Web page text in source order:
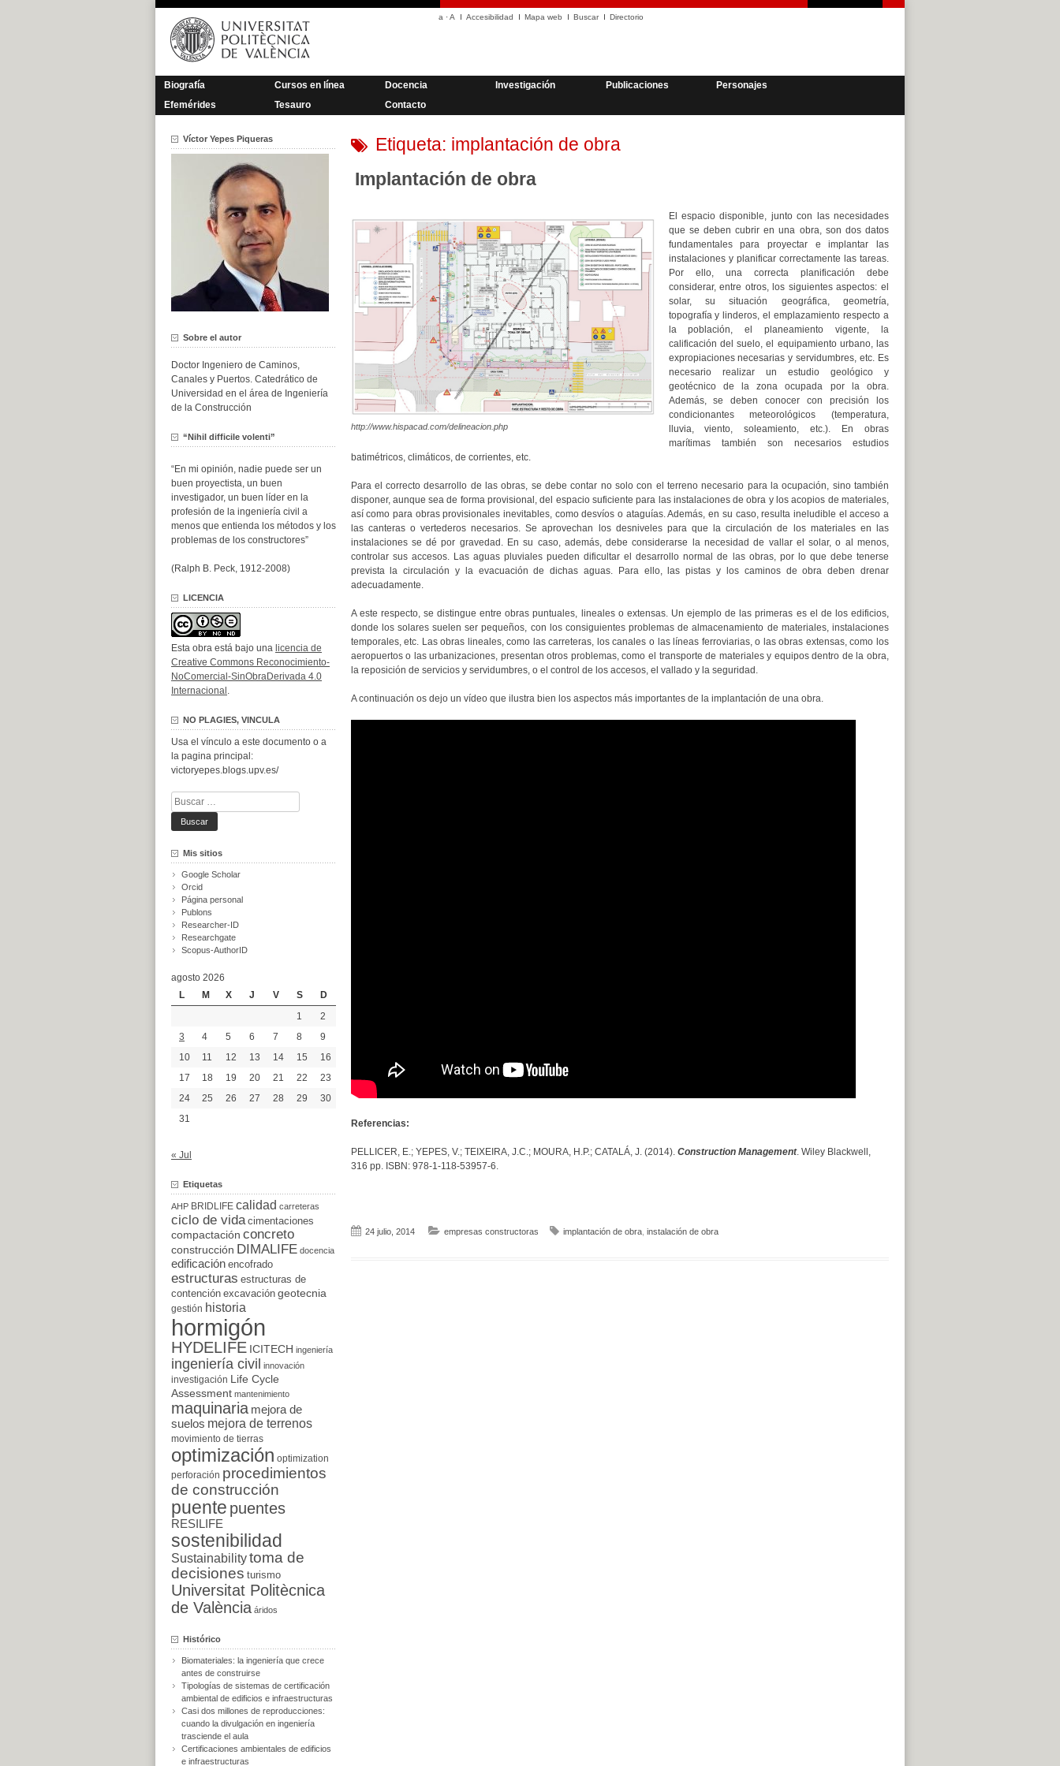
Saltar
contenido
a ·A Accesibilidad Mapa web Buscar Directorio
Biografía Cursos en línea Docencia Investigación Publicaciones
Personajes
Efemérides
Tesauro Contacto
Etiqueta: implantación de obra
Implantación de obra
http://www.hispacad.com/delineacion.php
El espacio disponible, junto con las necesidades
que se deben cubrir en una obra, son dos datos
fundamentales para proyectar e implantar las
instalaciones y planificar correctamente las tareas.
Por ello, una correcta planificación debe
considerar, entre otros, los siguientes aspectos: el
solar, su situación geográfica, geometría,
topografía y linderos, el emplazamiento respecto a
la población, el planeamiento vigente, la
calificación del suelo, el equipamiento urbano, las
expropiaciones necesarias y servidumbres, etc. Es
necesario realizar un estudio geológico y
geotécnico de la zona ocupada por la obra.
Además, se deben conocer con precisión los
condicionantes meteorológicos (temperatura,
lluvia, viento, soleamiento, etc.). En obras
marítimas también son necesarios estudios
batimétricos, climáticos, de corrientes, etc.
Para el correcto desarrollo de las obras, se debe contar no solo con el terreno necesario para la ocupación, sino también
disponer, aunque sea de forma provisional, del espacio suficiente para las instalaciones de obra y los acopios de materiales,
así como para obras provisionales inevitables, como desvíos o ataguías. Además, en su caso, resulta ineludible el acceso a
las canteras o vertederos necesarios. Se aprovechan los desniveles para que la circulación de los materiales en las
instalaciones se dé por gravedad. En su caso, además, debe considerarse la necesidad de vallar el solar, o al menos,
controlar sus accesos. Las aguas pluviales pueden dificultar el desarrollo normal de las obras, por lo que debe tenerse
prevista la circulación y la evacuación de dichas aguas. Para ello, las pistas y los caminos de obra deben drenar
adecuadamente.
A este respecto, se distingue entre obras puntuales, lineales o extensas. Un ejemplo de las primeras es el de los edificios,
donde los solares suelen ser pequeños, con los consiguientes problemas de almacenamiento de materiales, instalaciones
temporales, etc. Las obras lineales, como las carreteras, los canales o las líneas ferroviarias, o las obras extensas, como los
aeropuertos o las urbanizaciones, presentan otros problemas, como el transporte de materiales y equipos dentro de la obra,
la reposición de servicios y servidumbres, o el control de los accesos, el vallado y la seguridad.
A continuación os dejo un vídeo que ilustra bien los aspectos más importantes de la implantación de una obra.
Referencias:
PELLICER, E.; YEPES, V.; TEIXEIRA, J.C.; MOURA, H.P.; CATALÁ, J. (2014). Construction Management. Wiley Blackwell,
316 pp. ISBN: 978-1-118-53957-6.
24 julio, 2014 empresas constructoras implantación de obra, instalación de obra
Víctor Yepes Piqueras
Sobre el autor
Doctor Ingeniero de Caminos,
Canales y Puertos. Catedrático de
Universidad en el área de Ingeniería
de la Construcción
“Nihil difficile volenti”
“En mi opinión, nadie puede ser un
buen proyectista, un buen
investigador, un buen líder en la
profesión de la ingeniería civil a
menos que entienda los métodos y los
problemas de los constructores”
(Ralph B. Peck, 1912-2008)
LICENCIA
Esta obra está bajo una licencia de
Creative Commons Reconocimiento-
NoComercial-SinObraDerivada 4.0
Internacional .
NO PLAGIES, VINCULA
Usa el vínculo a este documento o a
la pagina principal:
victoryepes.blogs.upv.es/
Buscar:
Mis sitios
Google Scholar
Orcid
Página personal
Publons
Researcher-ID
Researchgate
Scopus-AuthorID
agosto 2026
L
M X J V S
D
1
2
3
4 5 6 7 8
9
10
11 12 13 14 15
16
17
18 19 20 21 22
23
24
25 26 27 28 29
30
31
« Jul
Etiquetas
AHP BRIDLIFE calidad carreteras
ciclo de vida cimentaciones
compactación concreto
construcción DIMALIFE docencia
edificación encofrado
estructuras estructuras de
contención excavación geotecnia
gestión historia
hormigón
HYDELIFE ICITECH ingeniería
ingeniería civil innovación
investigación
Life Cycle
Assessment mantenimiento
maquinaria mejora de
suelos mejora de terrenos
movimiento de tierras
optimización optimization
perforación procedimientos
de construcción
puente puentes
RESILIFE
sostenibilidad
Sustainabilitytoma de
decisiones turismo
Universitat Politècnica
de València áridos
Histórico
Biomateriales: la ingeniería que crece
antes de construirse
Tipologías de sistemas de certificación
ambiental de edificios e infraestructuras
Casi dos millones de reproducciones:
cuando la divulgación en ingeniería
trasciende el aula
Certificaciones ambientales de edificios
e infraestructuras